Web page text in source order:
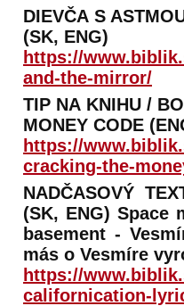
DIEVČA S
(SK, ENG)
https://
and-the-mirror/
TIP NA KNIHU /
MONEY CODE
https://
cracking-the-
NADČASOVÝ
(SK, ENG)
basement -
más o Vesmíre
https://
californication-